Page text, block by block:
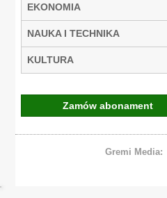
EKONOMIA
NAUKA I TECHNIKA
KULTURA
Zamów abonament
Gremi Media: